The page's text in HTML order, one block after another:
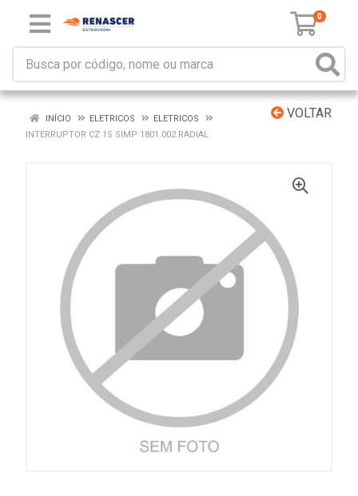
0
VOLTAR
INÍCIO ELETRICOS
ELETRICOS
INTERRUPTOR CZ 1S SIMP 1801.002 RADIAL